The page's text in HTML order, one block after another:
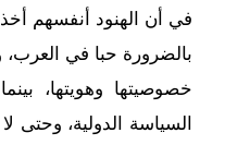
في أن الهنود أنفسهم
بالضرورة حبا في العرب،
خصوصيتها وهويتها،
السياسة الدولية، وحتى